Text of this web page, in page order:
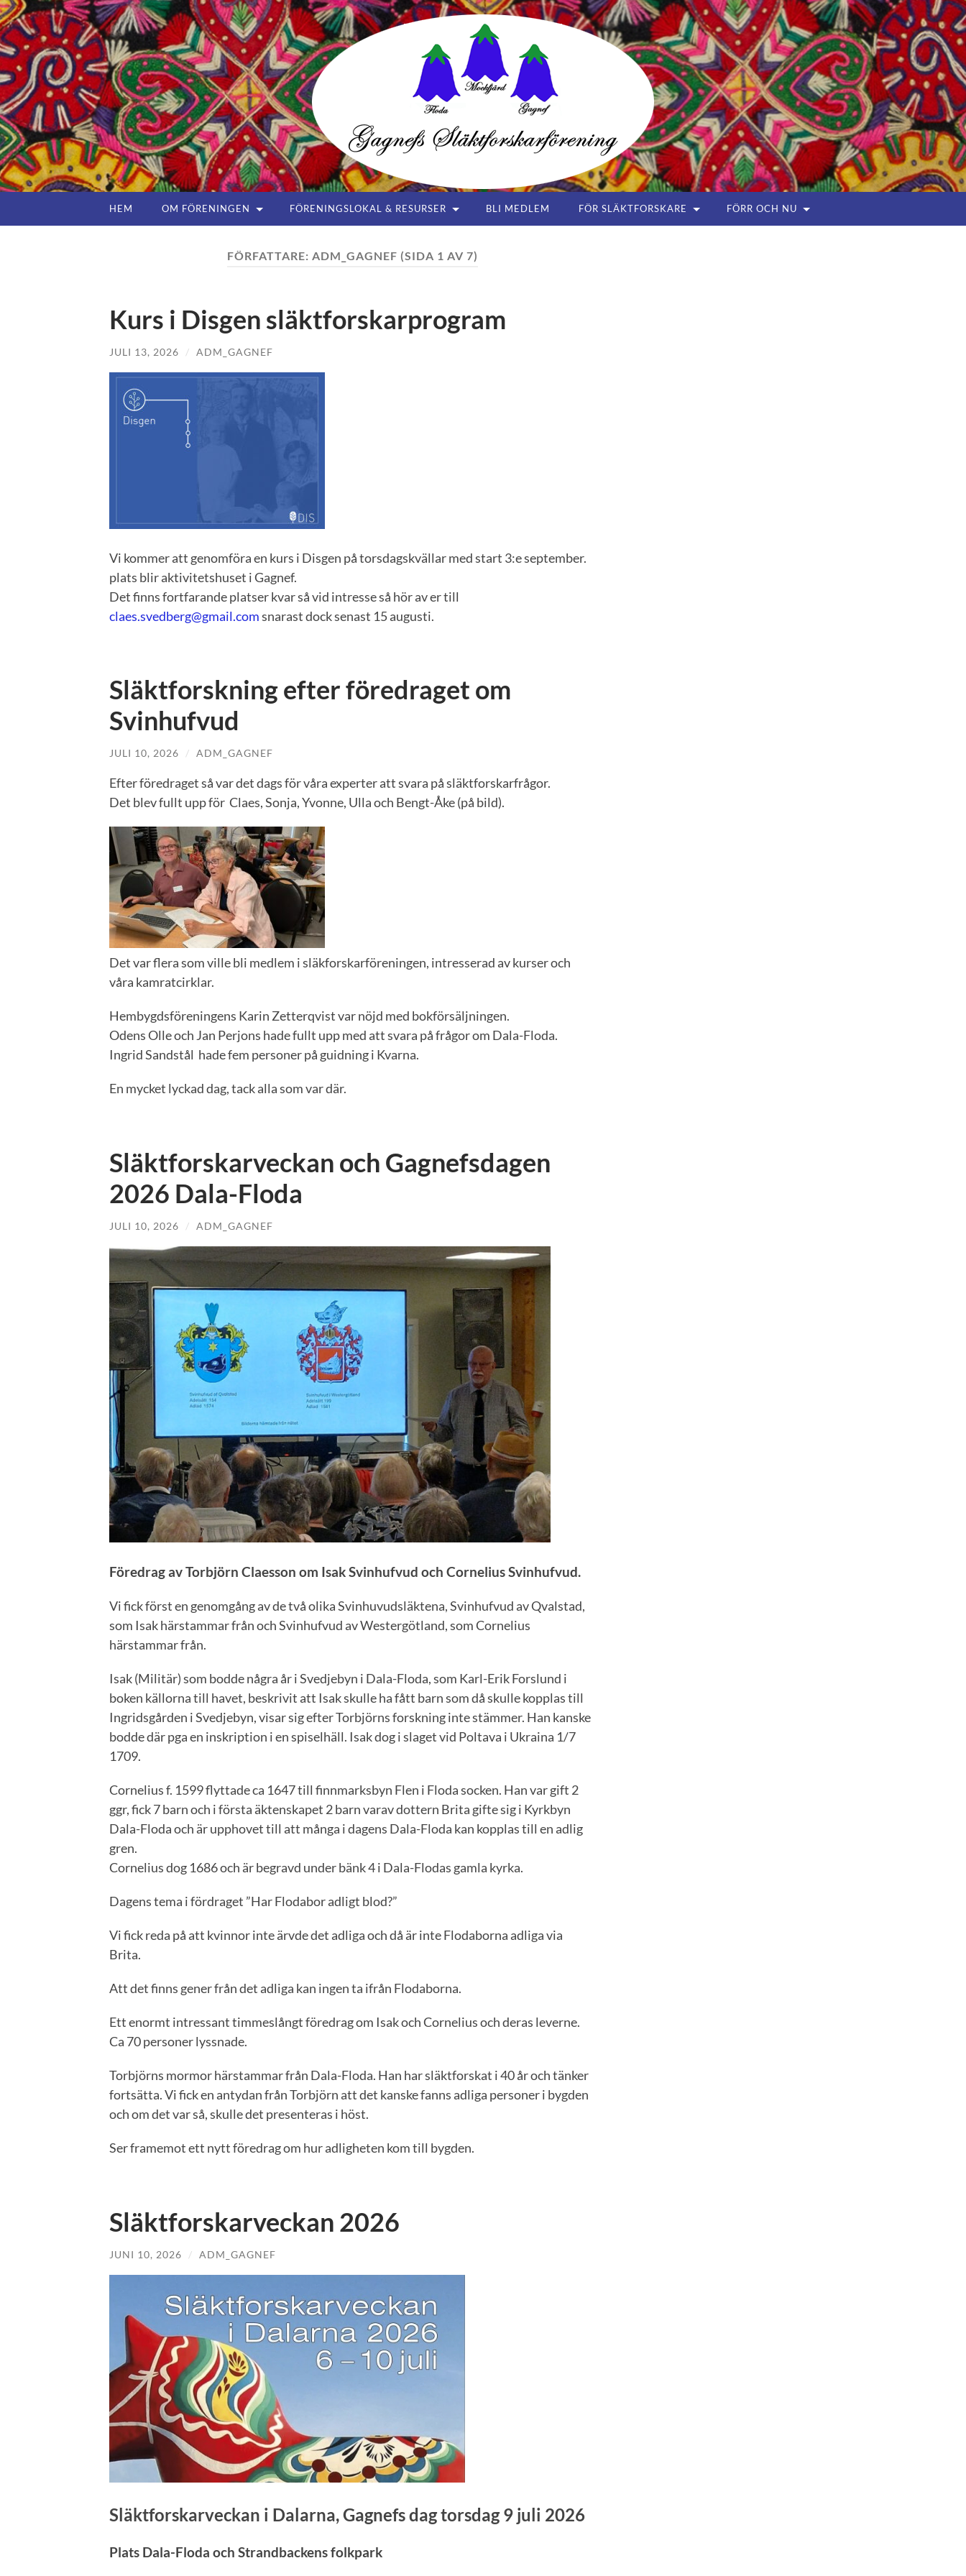
Gagnefs
Släktforskarförening
HEM OM FÖRENINGEN FÖRENINGSLOKAL & RESURSER BLI MEDLEM FÖR SLÄKTFORSKARE FÖRR OCH NU
FÖRFATTARE: ADM_GAGNEF (SIDA 1 AV 7)
Kurs i Disgen släktforskarprogram
JULI 13, 2026 / ADM_GAGNEF
Vi kommer att genomföra en kurs i Disgen på torsdagskvällar med start 3:e september.
plats blir aktivitetshuset i Gagnef.
Det finns fortfarande platser kvar så vid intresse så hör av er till
claes.svedberg@gmail.comsnarast dock senast 15 augusti.
Släktforskning efter föredraget om
Svinhufvud
JULI 10, 2026 / ADM_GAGNEF
Efter föredraget så var det dags för våra experter att svara på släktforskarfrågor.
Det blev fullt upp för Claes, Sonja, Yvonne, Ulla och Bengt-Åke (på bild).
Det var flera som ville bli medlem i släkforskarföreningen, intresserad av kurser och
våra kamratcirklar.
Hembygdsföreningens Karin Zetterqvist var nöjd med bokförsäljningen.
Odens Olle och Jan Perjons hade fullt upp med att svara på frågor om Dala-Floda.
Ingrid Sandstål hade fem personer på guidning i Kvarna.
En mycket lyckad dag, tack alla som var där.
Släktforskarveckan och Gagnefsdagen
2026 Dala-Floda
JULI 10, 2026 / ADM_GAGNEF
Föredrag av Torbjörn Claesson om Isak Svinhufvud och Cornelius Svinhufvud.
Vi fick först en genomgång av de två olika Svinhuvudsläktena, Svinhufvud av Qvalstad,
som Isak härstammar från och Svinhufvud av Westergötland, som Cornelius
härstammar från.
Isak (Militär) som bodde några år i Svedjebyn i Dala-Floda, som Karl-Erik Forslund i
boken källorna till havet, beskrivit att Isak skulle ha fått barn som då skulle kopplas till
Ingridsgården i Svedjebyn, visar sig efter Torbjörns forskning inte stämmer. Han kanske
bodde där pga en inskription i en spiselhäll. Isak dog i slaget vid Poltava i Ukraina 1/7
1709.
Cornelius f. 1599 flyttade ca 1647 till finnmarksbyn Flen i Floda socken. Han var gift 2
ggr, fick 7 barn och i första äktenskapet 2 barn varav dottern Brita gifte sig i Kyrkbyn
Dala-Floda och är upphovet till att många i dagens Dala-Floda kan kopplas till en adlig
gren.
Cornelius dog 1686 och är begravd under bänk 4 i Dala-Flodas gamla kyrka.
Dagens tema i fördraget ”Har Flodabor adligt blod?”
Vi fick reda på att kvinnor inte ärvde det adliga och då är inte Flodaborna adliga via
Brita.
Att det finns gener från det adliga kan ingen ta ifrån Flodaborna.
Ett enormt intressant timmeslångt föredrag om Isak och Cornelius och deras leverne.
Ca 70 personer lyssnade.
Torbjörns mormor härstammar från Dala-Floda. Han har släktforskat i 40 år och tänker
fortsätta. Vi fick en antydan från Torbjörn att det kanske fanns adliga personer i bygden
och om det var så, skulle det presenteras i höst.
Ser framemot ett nytt föredrag om hur adligheten kom till bygden.
Släktforskarveckan 2026
JUNI 10, 2026 / ADM_GAGNEF
Släktforskarveckan i Dalarna, Gagnefs dag torsdag 9 juli 2026
Plats Dala-Floda och Strandbackens folkpark